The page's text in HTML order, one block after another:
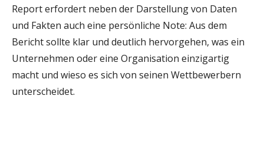
Report erfordert neben der Darstellung von Daten
und Fakten auch eine persönliche Note: Aus dem
Bericht sollte klar und deutlich hervorgehen, was ein
Unternehmen oder eine Organisation einzigartig
macht und wieso es sich von seinen Wettbewerbern
unterscheidet.